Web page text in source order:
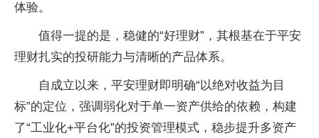
体验。
值得一提的是，稳健的“好理财”，其根基在于平安
理财扎实的投研能力与清晰的产品体系。
自成立以来，平安理财即明确“以绝对收益为目
标”的定位，强调弱化对于单一资产供给的依赖，构建
了“工业化+平台化”的投资管理模式，稳步提升多资产